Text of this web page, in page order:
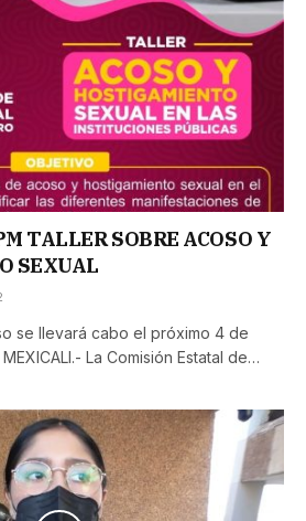
TALLER SOBRE ACOSO Y
SEXUAL
se llevará cabo el próximo 4 de
La Comisión Estatal de…